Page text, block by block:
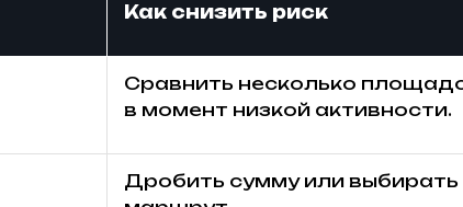
Как снизить риск
Сравнить несколько
в момент низкой активности.
Дробить сумму или